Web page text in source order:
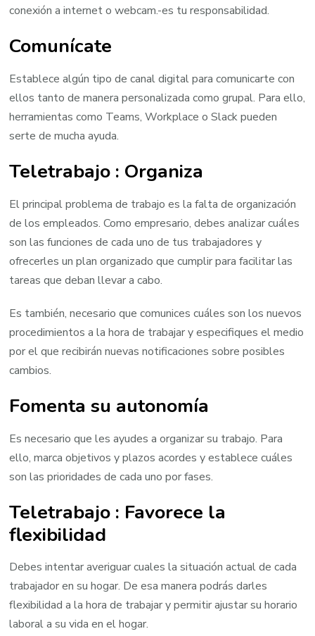
conexión a internet o webcam.-es tu responsabilidad.
Comunícate
Establece algún tipo de canal digital para comunicarte con
ellos tanto de manera personalizada como grupal. Para ello,
herramientas como Teams, Workplace o Slack pueden
serte de mucha ayuda.
Teletrabajo : Organiza
El principal problema de trabajo es la falta de organización
de los empleados. Como empresario, debes analizar cuáles
son las funciones de cada uno de tus trabajadores y
ofrecerles un plan organizado que cumplir para facilitar las
tareas que deban llevar a cabo.
Es también, necesario que comunices cuáles son los nuevos
procedimientos a la hora de trabajar y especifiques el medio
por el que recibirán nuevas notificaciones sobre posibles
cambios.
Fomenta su autonomía
Es necesario que les ayudes a organizar su trabajo. Para
ello, marca objetivos y plazos acordes y establece cuáles
son las prioridades de cada uno por fases.
Teletrabajo : Favorece la
flexibilidad
Debes intentar averiguar cuales la situación actual de cada
trabajador en su hogar. De esa manera podrás darles
flexibilidad a la hora de trabajar y permitir ajustar su horario
laboral a su vida en el hogar.